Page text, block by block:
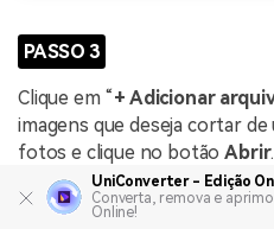
PASSO 3
Clique em “+ Adicionar
imagens que deseja cortar de
fotos e clique no botãoAbrir.
UniConverter - Edição
Converta, remova e
Online!